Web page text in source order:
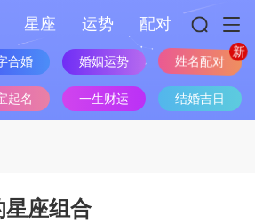
星座 运势 配对
合婚 婚姻运势 姓名配对
起名 一生财运 结婚吉日
星座组合